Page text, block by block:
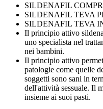
SILDENAFIL
SILDENAFIL TEVA
SILDENAFIL TEVA
Il principio attivo
uno specialista nel
nei bambini.
Il principio attivo
patologie come quelle
soggetti sono sani in
dell'attività sessuale. Il
insieme ai suoi pasti.